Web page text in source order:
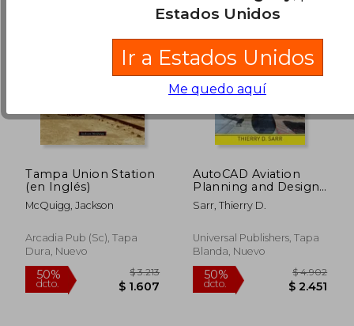
50%
dcto. $ 1.975
50%
dcto. $
Tampa Union Station
(en Inglés)
McQuigg, Jackson
Arcadia Pub (Sc), Tapa
Dura, Nuevo
AutoCAD Aviation
Planning and Design
Training Manual: Two-
Dimensional Airfield
Sarr, Thierry D.
Universal Publishers, Tapa
Blanda, Nuevo
Estados Unidos
Ir a Estados Unidos
Me quedo aquí